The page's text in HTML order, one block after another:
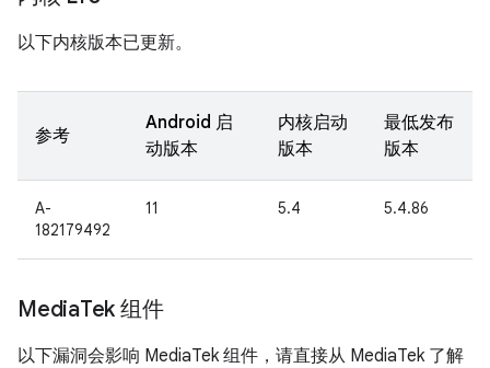
以下内核版本已更新。
参考
Android 启
动版本
内核启动
版本
最低发布
版本
A-
182179492
11 5.4 5.4.86
MediaTek 组件
以下漏洞会影响 MediaTek 组件，请直接从 MediaTek 了解